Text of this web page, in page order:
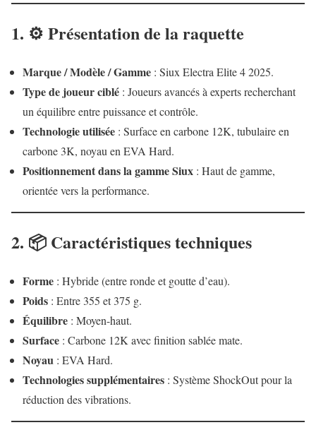
1. ⚙️ Présentation de la raquette
Marque / Modèle / Gamme : Siux Electra Elite 4 2025.
Type de joueur ciblé : Joueurs avancés à experts recherchant
un équilibre entre puissance et contrôle.
Technologie utilisée : Surface en carbone 12K, tubulaire en
carbone 3K, noyau en EVA Hard.
Positionnement dans la gamme Siux : Haut de gamme,
orientée vers la performance.
2. 📦 Caractéristiques techniques
Forme : Hybride (entre ronde et goutte d’eau).
Poids : Entre 355 et 375 g.
Équilibre : Moyen-haut.
Surface : Carbone 12K avec finition sablée mate.
Noyau : EVA Hard.
Technologies supplémentaires : Système ShockOut pour la
réduction des vibrations.